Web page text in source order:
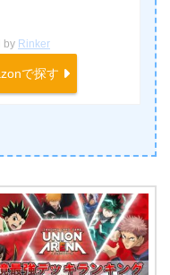
by Rinker
で探す